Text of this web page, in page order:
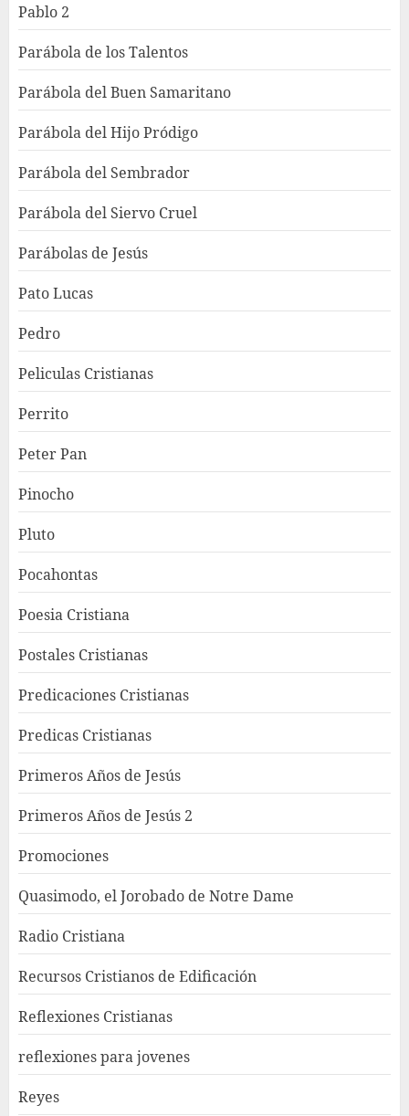
Pablo 2
Parábola de los Talentos
Parábola del Buen Samaritano
Parábola del Hijo Pródigo
Parábola del Sembrador
Parábola del Siervo Cruel
Parábolas de Jesús
Pato Lucas
Pedro
Peliculas Cristianas
Perrito
Peter Pan
Pinocho
Pluto
Pocahontas
Poesia Cristiana
Postales Cristianas
Predicaciones Cristianas
Predicas Cristianas
Primeros Años de Jesús
Primeros Años de Jesús 2
Promociones
Quasimodo, el Jorobado de Notre Dame
Radio Cristiana
Recursos Cristianos de Edificación
Reflexiones Cristianas
reflexiones para jovenes
Reyes